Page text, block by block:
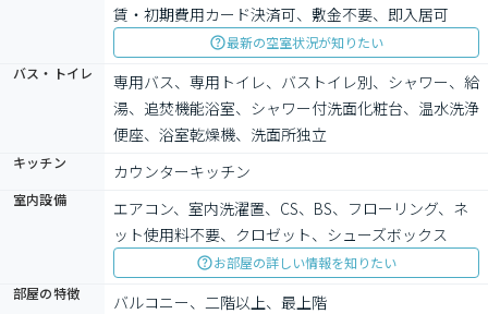
賃・初期費用カード決済可、敷金不要、即入居可
最新の空室状況が知りたい
バス・トイレ
専用バス、専用トイレ、バストイレ別、シャワー、給
湯、追焚機能浴室、シャワー付洗面化粧台、温水洗浄
便座、浴室乾燥機、洗面所独立
キッチン カウンターキッチン
室内設備
エアコン、室内洗濯置、CS、BS、フローリング、ネ
ット使用料不要、クロゼット、シューズボックス
お部屋の詳しい情報を知りたい
部屋の特徴
バルコニー、二階以上、最上階